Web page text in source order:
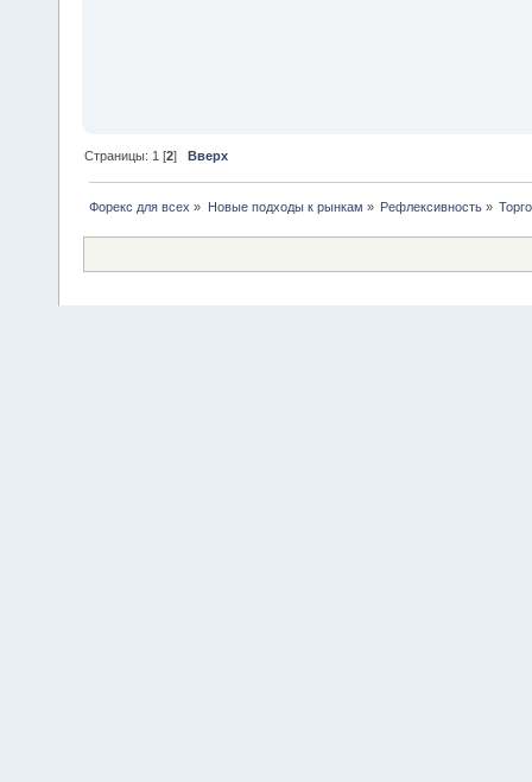
Страницы: 1 [2] Вверх
Форекс для всех » Новые подходы к рынкам » Рефлексивность»